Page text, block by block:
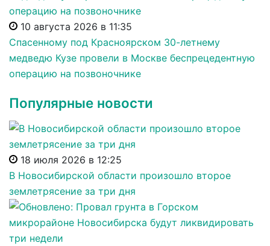
10 августа 2026 в 11:35
Спасенному под Красноярском 30-летнему
медведю Кузе провели в Москве беспрецедентную
операцию на позвоночнике
Популярные новости
18 июля 2026 в 12:25
В Новосибирской области произошло второе
землетрясение за три дня